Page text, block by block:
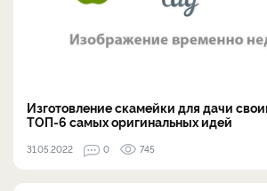
Изготовление скамейки для дачи
ТОП-6 самых оригинальных идей
31.05.2022 0 745